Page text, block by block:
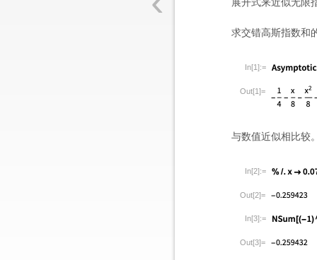
求交错高斯指数和
In[1]:=
Out[1]=
与数值近似相比较
In[2]:=
Out[2]=
In[3]:=
Out[3]=